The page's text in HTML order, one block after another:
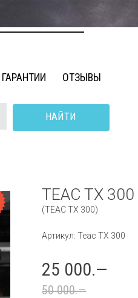
ГАРАНТИИ ОТЗЫВЫ
НАЙТИ
TEAC TX 300
(TEAC TX 300)
Артикул: Teac TX 300
25 000.—
50 000.—